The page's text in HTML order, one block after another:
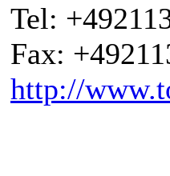
Tel:
Fax:
http://